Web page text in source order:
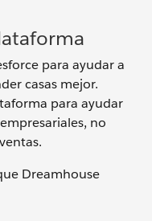
para ayudar a
casas mejor.
para ayudar
no
Dreamhouse